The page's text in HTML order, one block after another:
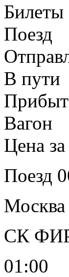
Билеты
Поезд
В пути
Вагон
Цена за
Поезд
Москва
СК
01:00